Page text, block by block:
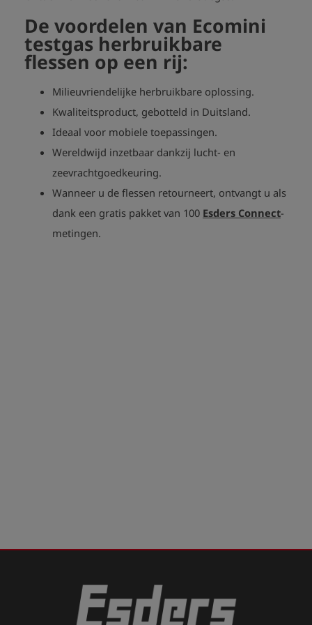
De voordelen van Ecomini
testgas herbruikbare
flessen op een rij:
Milieuvriendelijke herbruikbare oplossing.
Kwaliteitsproduct, gebotteld in Duitsland.
Ideaal voor mobiele toepassingen.
Wereldwijd inzetbaar dankzij lucht- en
zeevrachtgoedkeuring.
Wanneer u de flessen retourneert, ontvangt u als
dank een gratis pakket van 100 Esders Connect-
metingen.